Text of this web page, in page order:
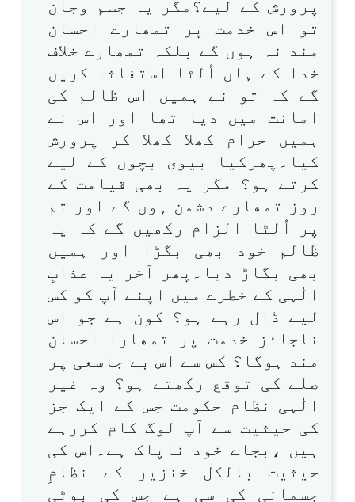
پرورش کے لیے؟مگر یہ جسم وجان
تو اس خدمت پر تمھارے احسان
مند نہ ہوں گے بلکہ تمھارے خلاف
خدا کے ہاں اُلٹا استغاثہ کریں
گے کہ تو نے ہمیں اس ظالم کی
امانت میں دیا تھا اور اس نے
ہمیں حرام کھلا کھلا کر پرورش
کیا۔پھرکیا بیوی بچوں کے لیے
کرتے ہو؟ مگر یہ بھی قیامت کے
روز تمھارے دشمن ہوں گے اور تم
پر اُلٹا الزام رکھیں گے کہ یہ
ظالم خود بھی بگڑا اور ہمیں
بھی بگاڑ دیا۔پھر آخر یہ عذابِ
الٰہی کے خطرے میں اپنے آپ کو کس
لیے ڈال رہے ہو؟ کون ہے جو اس
ناجائز خدمت پر تمھارا احسان
مند ہوگا؟ کس سے اس بے جاسعی پر
صلے کی توقع رکھتے ہو؟ وہ غیر
الٰہی نظام حکومت جس کے ایک جز
کی حیثیت سے آپ لوگ کام کررہے
ہیں ،بجاے خود ناپاک ہے۔اس کی
حیثیت بالکل خنزیر کے نظامِ
جسمانی کی سی ہے جس کی بوٹی